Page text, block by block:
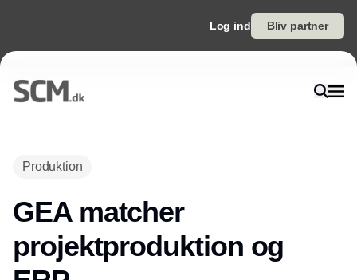
Log ind Bliv partner
Produktion
GEA matcher
projektproduktion og